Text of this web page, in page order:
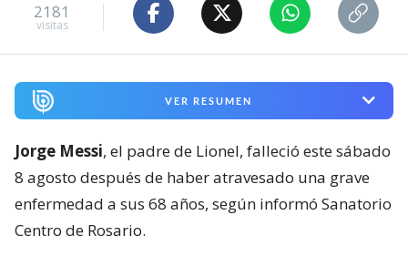
2181
visitas
VER RESUMEN
Jorge Messi, el padre de Lionel, falleció este sábado
8 agosto después de haber atravesado una grave
enfermedad a sus 68 años, según informó Sanatorio
Centro de Rosario.